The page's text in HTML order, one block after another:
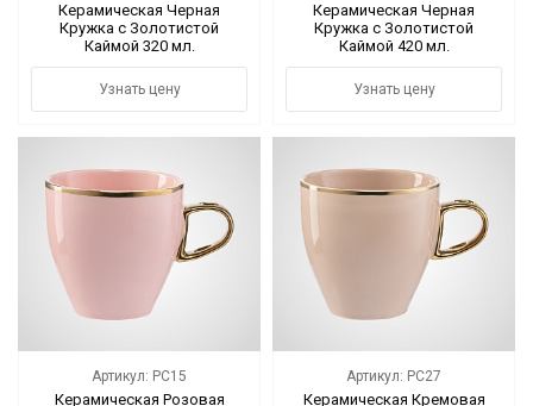
Керамическая Черная
Кружка с Золотистой
Каймой 320 мл.
Узнать цену
Керамическая Черная
Кружка с Золотистой
Каймой 420 мл.
Узнать цену
Артикул: PC15
Керамическая Розовая
Артикул: PC27
Керамическая Кремовая